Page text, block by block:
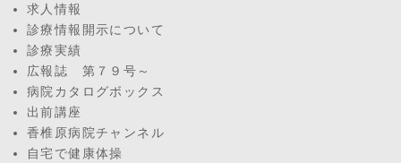
求人情報
診療情報開示について
診療実績
広報誌 第７９号～
病院カタログボックス
出前講座
香椎原病院チャンネル
自宅で健康体操